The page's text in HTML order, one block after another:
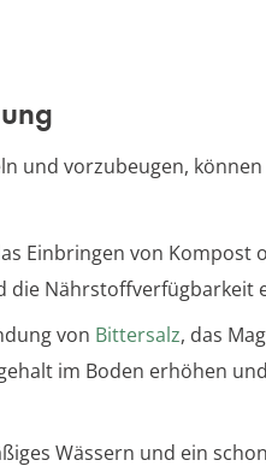
und vorzubeugen,
Einbringen von Kompost
die Nährstoffverfügbarkeit
von Bittersalz, das
im Boden erhöhen
Wässern und ein